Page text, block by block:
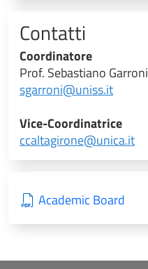
Contatti
Coordinatore
Prof. Sebastiano Garroni
sgarroni@uniss.it
Vice-Coordinatrice
ccaltagirone@unica.it
Academic Board